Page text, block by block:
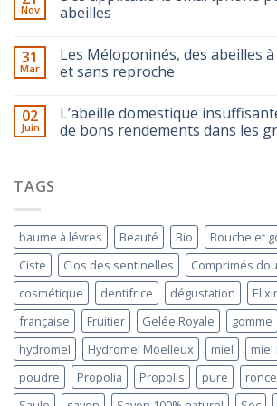
Nov
abeilles
31
Mar
Les Méloponinés, des abeilles
et sans reproche
02
Juin
L’abeille domestique
de bons rendements dans les
TAGS
baume à lévres Beauté Bio Bouche et
Ciste
Clos des sentinelles
Comprimés
cosmétique
dentifrice dégustation
française
Fruitier Gelée Royale gomme
hydromel
Hydromel Moelleux miel miel
poudre
Propolia Propolis pure ronce